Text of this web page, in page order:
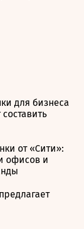
для бизнеса
от «Сити»:
офисов и